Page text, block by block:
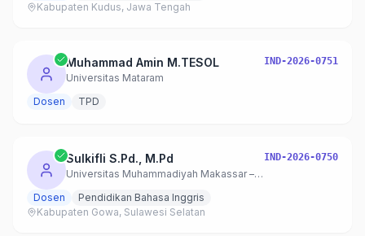
Kabupaten Kudus, Jawa Tengah
Muhammad Amin M.TESOL
Universitas Mataram
IND-2026-0751
Dosen TPD
Sulkifli S.Pd., M.Pd
Universitas Muhammadiyah Makassar – S1 Pendidikan Bahasa Inggris
IND-2026-0750
Dosen
Pendidikan Bahasa Inggris
Kabupaten Gowa, Sulawesi Selatan